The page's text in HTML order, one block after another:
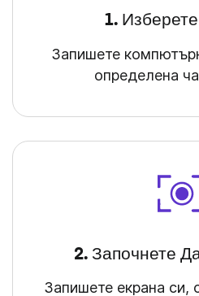
1.
Запишете
определена
2. Започнете
Запишете екрана си,